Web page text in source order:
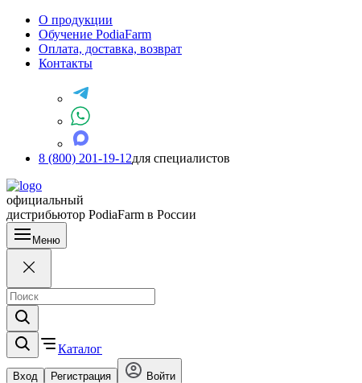
О продукции
Обучение PodiaFarm
Оплата, доставка, возврат
Контакты
8 (800) 201-19-12для специалистов
официальный
дистрибьютор PodiaFarm в России
Меню
Каталог
Вход Регистрация Войти